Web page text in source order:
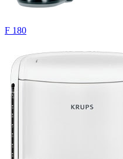
F 180